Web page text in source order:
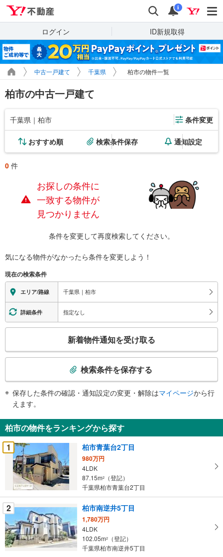
検索 通知
i
ログイン ID新規取得
中古一戸建て 千葉県 柏市の物件一覧
柏市の中古一戸建て
千葉県｜柏市 条件変更
おすすめ順 検索条件保存 通知設定
0 件
お探しの条件に
一致する物件が
見つかりません
条件を変更して再度検索してください。
気になる物件がなかったら条件を変更しよう！
現在の検索条件
エリア/路線 千葉県｜柏市
詳細条件 指定なし
検
知
を
受
け
条
件
を
マ
イ
新着物件通知を受け取る
検索条件を保存する
保存した条件の確認・通知設定の変更・解除はマイページから行
えます。
柏市の物件をランキングから探す
1
柏市青葉台2丁目
980万円
4LDK
87.15m2
（登記）
千葉県柏市青葉台2丁目
2 柏市南逆井5丁目
1,780万円
4LDK
102.05m2
（登記）
千葉県柏市南逆井5丁目